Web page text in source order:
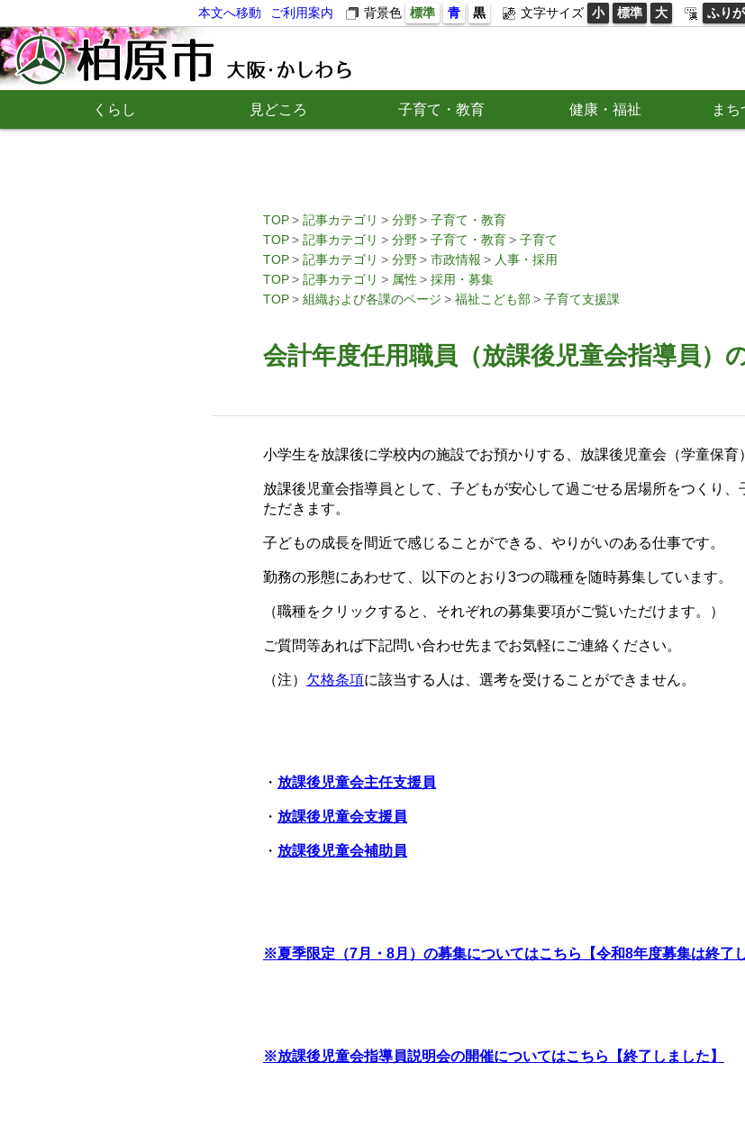
本文へ移動 ご利用案内 背景色 標準 青 黒 文字サイズ 小 標準 大 ふり
くらし 見どころ 子育て・教育 健康・福祉 ま
TOP 記事カテゴリ 分野
子育て・教育
TOP
記事カテゴリ 分野 子育て・教育
子育て
TOP
記事カテゴリ 分野 市政情報
人事・採用
TOP
記事カテゴリ 属性
採用・募集
TOP
組織および各課のページ 福祉こども部 子育て支援課
会計年度任用職員（放課後児童会指導員）
小学生を放課後に学校内の施設でお預かりする、放課後児童会（学童保育
放課後児童会指導員として、子どもが安心して過ごせる居場所をつくり
ただきます。
子どもの成長を間近で感じることができる、やりがいのある仕事です。
勤務の形態にあわせて、以下のとおり3つの職種を随時募集しています。
（職種をクリックすると、それぞれの募集要項がご覧いただけます。）
ご質問等あれば下記問い合わせ先までお気軽にご連絡ください。
（注） 欠格条項に該当する人は、選考を受けることができません。
・ 放課後児童会主任支援員
・ 放課後児童会支援員
・ 放課後児童会補助員
※夏季限定（7月・8月）の募集についてはこちら【令和8年度募集は終了し
※放課後児童会指導員説明会の開催についてはこちら【終了しました】